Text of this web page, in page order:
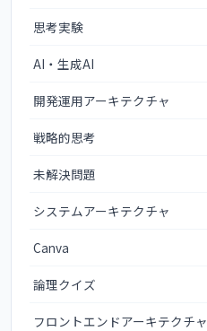
思考実験
AI・生成AI
開発運用アーキテクチャ
戦略的思考
未解決問題
システムアーキテクチャ
Canva
論理クイズ
フロントエンドアーキテクチャ